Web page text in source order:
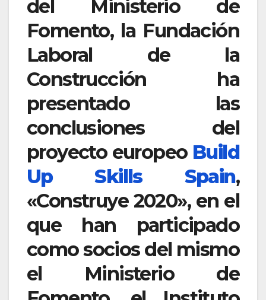
del Ministerio de
Fomento, la Fundación
Laboral de la
Construcción ha
presentado las
conclusiones del
proyecto europeo Build
Up Skills Spain,
«Construye 2020», en el
que han participado
como socios del mismo
el Ministerio de